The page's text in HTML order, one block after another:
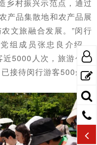
乡村振兴示范点，通过
产品集散地和农产品展
文旅融合发展。”闵行
组成员张忠良介绍，
5000人次，旅游创收
接待闵行游客500余人